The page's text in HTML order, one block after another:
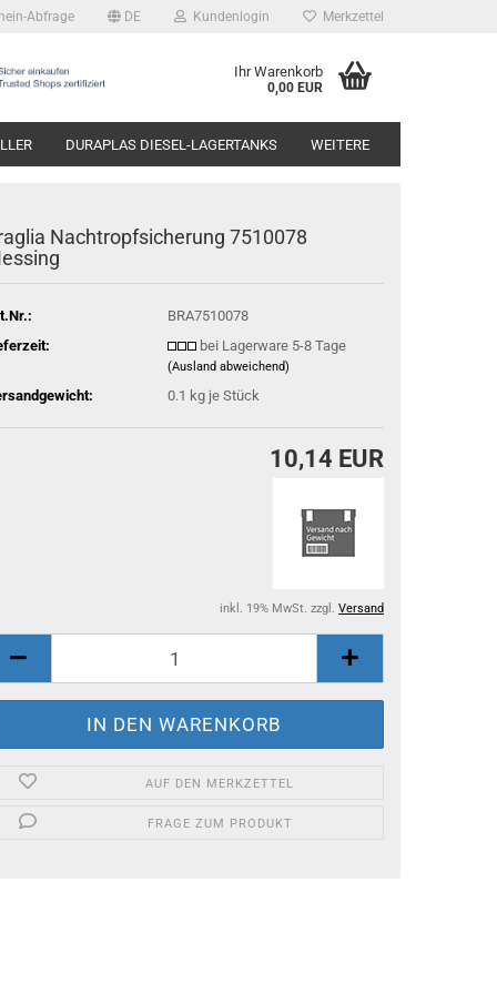
Abfrage DE Kundenlogin Merkzettel
Ihr Warenkorb
0,00 EUR
DURAPLAS DIESEL-LAGERTANKS WEITERE
Nachtropfsicherung 7510078
BRA7510078
bei Lagerware 5-8 Tage
(Ausland abweichend)
0.1 kg je Stück
10,14 EUR
inkl. 19% MwSt. zzgl. Versand
AUF DEN MERKZETTEL
FRAGE ZUM PRODUKT